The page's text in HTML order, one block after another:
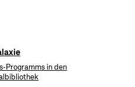
Programms in den